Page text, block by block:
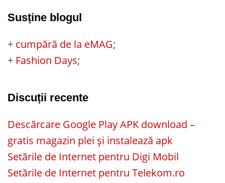
Susține blogul
+ cumpără de la eMAG;
+ Fashion Days;
Discuții recente
Descărcare Google Play APK download –
gratis magazin plei și instalează apk
Setările de Internet pentru Digi Mobil
Setările de Internet pentru Telekom.ro